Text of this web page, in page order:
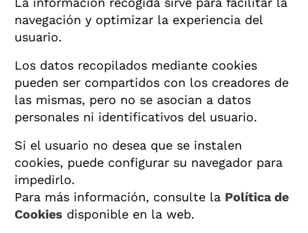
navegación y optimizar la experiencia del
usuario.
Los datos recopilados mediante cookies
pueden ser compartidos con los creadores de
las mismas, pero no se asocian a datos
personales ni identificativos del usuario.
Si el usuario no desea que se instalen
cookies, puede configurar su navegador para
impedirlo.
Para más información, consulte la Política de
Cookies disponible en la web.